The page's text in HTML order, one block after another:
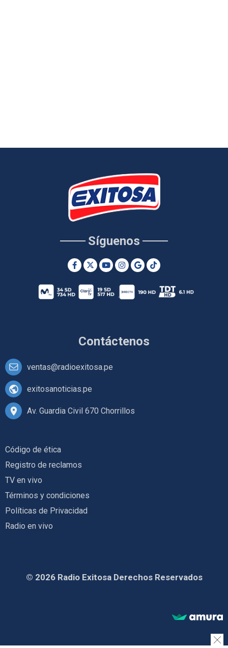
Contáctenos
ventas@radioexitosa.pe
exitosanoticias.pe
Av. Guardia Civil 670 Chorrillos
Síguenos
Código de ética
Registro de reclamos
TV en vivo
Términos y condiciones
Políticas de Privacidad
Radio en vivo
© 2026 Radio Exitosa Derechos Reservados